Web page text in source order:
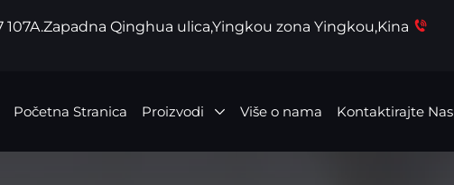
107A.Zapadna Qinghua ulica,Yingkou zona Yingkou,Kina
Početna Stranica Proizvodi Više o nama Kontaktirajte Nas